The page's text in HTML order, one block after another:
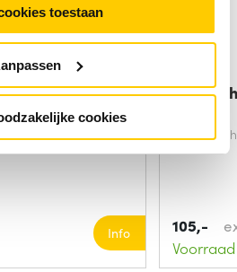
toestaan
cookies
C Dock - Dual
Zilver
Info
Kleur van
105,-
Voorraad